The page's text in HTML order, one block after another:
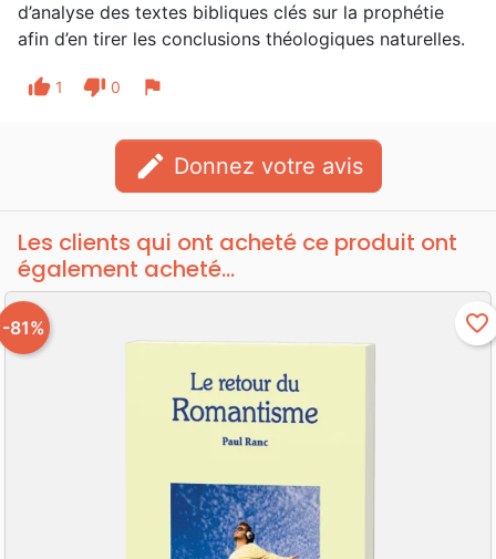
d’analyse des textes bibliques clés sur la prophétie
afin d’en tirer les conclusions théologiques naturelles.
thumb_up 1 thumb_down 0 flag
edit Donnez votre avis
Les clients qui ont acheté ce produit ont
également acheté...
-81% favorite_border